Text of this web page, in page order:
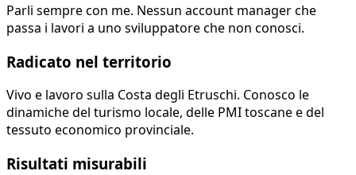
Parli sempre con me. Nessun account manager che
passa i lavori a uno sviluppatore che non conosci.
Radicato nel territorio
Vivo e lavoro sulla Costa degli Etruschi. Conosco le
dinamiche del turismo locale, delle PMI toscane e del
tessuto economico provinciale.
Risultati misurabili